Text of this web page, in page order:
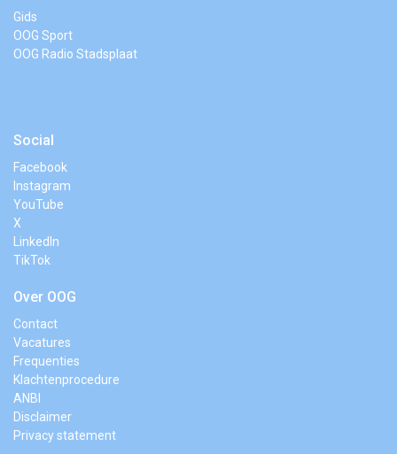
Gids
OOG Sport
OOG Radio Stadsplaat
Social
Facebook
Instagram
YouTube
X
LinkedIn
TikTok
Over OOG
Contact
Vacatures
Frequenties
Klachtenprocedure
ANBI
Disclaimer
Privacy statement